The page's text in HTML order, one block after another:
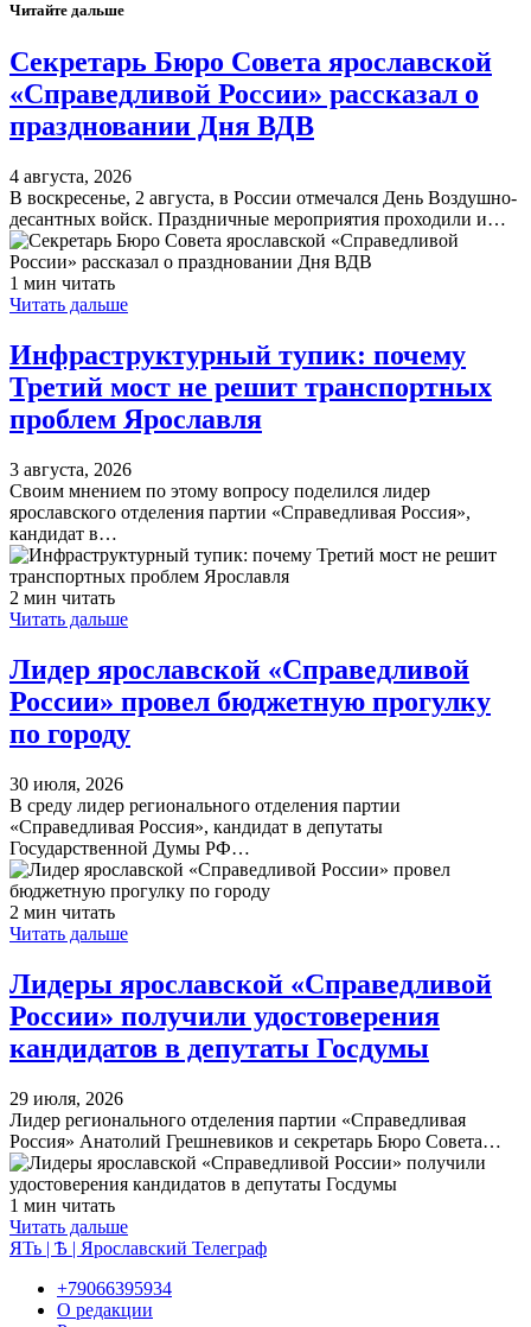
Читайте дальше
Секретарь Бюро Совета ярославской
«Справедливой России» рассказал о
праздновании Дня ВДВ
4 августа, 2026
В воскресенье, 2 августа, в России отмечался День Воздушно-
десантных войск. Праздничные мероприятия проходили и…
1 мин читать
Читать дальше
Инфраструктурный тупик: почему
Третий мост не решит транспортных
проблем Ярославля
3 августа, 2026
Своим мнением по этому вопросу поделился лидер
ярославского отделения партии «Справедливая Россия»,
кандидат в…
2 мин читать
Читать дальше
Лидер ярославской «Справедливой
России» провел бюджетную прогулку
по городу
30 июля, 2026
В среду лидер регионального отделения партии
«Справедливая Россия», кандидат в депутаты
Государственной Думы РФ…
2 мин читать
Читать дальше
Лидеры ярославской «Справедливой
России» получили удостоверения
кандидатов в депутаты Госдумы
29 июля, 2026
Лидер регионального отделения партии «Справедливая
Россия» Анатолий Грешневиков и секретарь Бюро Совета…
1 мин читать
Читать дальше
ЯТь | Ѣ | Ярославский Телеграф
+79066395934
О редакции